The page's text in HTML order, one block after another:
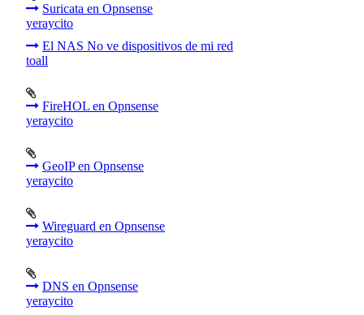
Suricata en Opnsense
yeraycito
El NAS No ve dispositivos de mi red
toall
FireHOL en Opnsense
yeraycito
GeoIP en Opnsense
yeraycito
Wireguard en Opnsense
yeraycito
DNS en Opnsense
yeraycito